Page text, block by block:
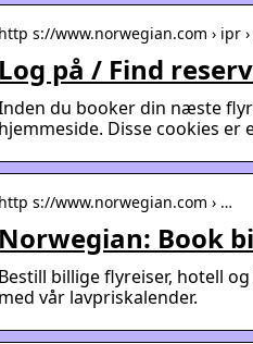
http s://www.norwegian.com › ipr
Log på / Find
du booker din næste
hjemmeside. Disse cookies
http s://www.norwegian.com › …
Norwegian: Book
Bestill billige flyreiser, hotell
med vår lavpriskalender.